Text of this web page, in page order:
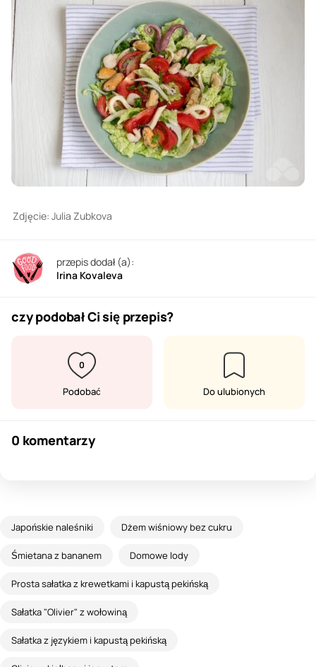
Zdjęcie: Julia Zubkova
przepis dodał (a):
Irina Kovaleva
czy podobał Ci się przepis?
0
Podobać Do ulubionych
0 komentarzy
Japońskie naleśniki Dżem wiśniowy bez cukru
Śmietana z bananem Domowe lody
Prosta sałatka z krewetkami i kapustą pekińską
Sałatka "Olivier" z wołowiną
Sałatka z językiem i kapustą pekińską